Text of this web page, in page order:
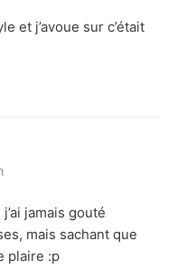
et j’avoue sur c’était
jamais gouté
mais sachant que
plaire :p